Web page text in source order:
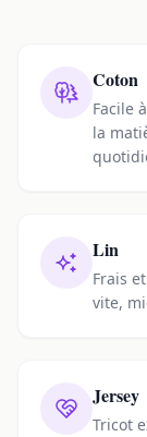
Coton
Facile
la
Lin
Frais
vite,
Jersey
Tricot